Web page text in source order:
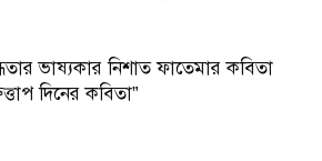
ভাষ্যকার নিশাত ফাতেমার কবিতা
দিনের কবিতা”